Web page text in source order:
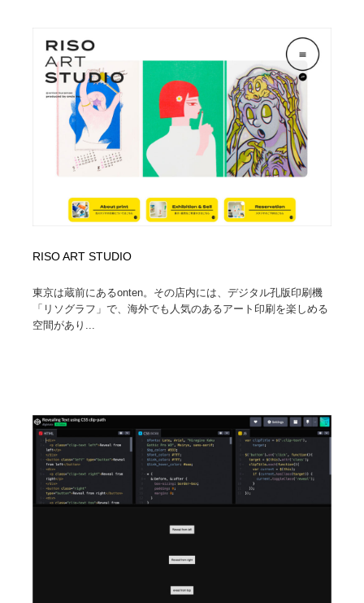
RISO ART STUDIO
東京は蔵前にあるonten。その店内には、デジタル孔版印刷機
「リソグラフ」で、海外でも人気のあるアート印刷を楽しめる
空間があり...